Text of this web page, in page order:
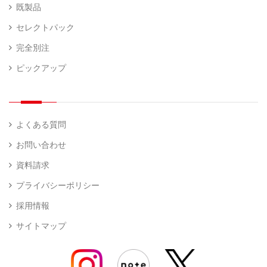
既製品
セレクトパック
完全別注
ピックアップ
よくある質問
お問い合わせ
資料請求
プライバシーポリシー
採用情報
サイトマップ